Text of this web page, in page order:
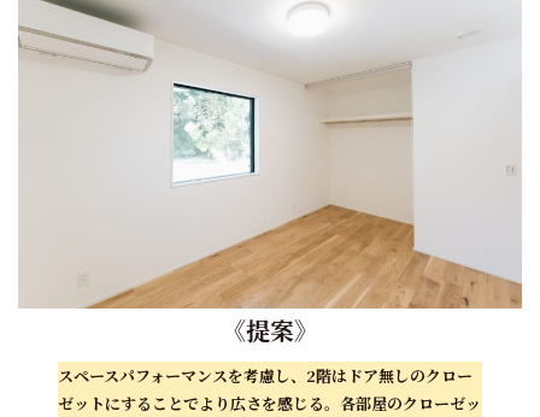
《提案》
スペースパフォーマンスを考慮し、2階はドア無しのクロー
ゼットにすることでより広さを感じる。各部屋のクローゼッ